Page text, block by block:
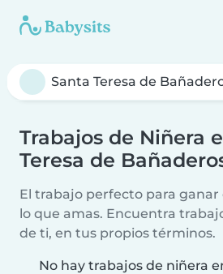
Trabajos de Niñera
Teresa de
El trabajo perfecto para
lo que amas. Encuentra
de ti, en tus propios términos.
No hay trabajos de niñera